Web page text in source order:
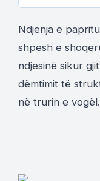
Ndjenja e
shpesh e
ndjesinë sikur
dëmtimit të
në trurin e vogël.